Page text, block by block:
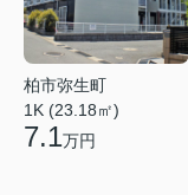
柏市弥生町
1K (23.18㎡)
7.1万円